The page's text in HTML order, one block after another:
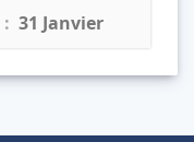
31 Janvier